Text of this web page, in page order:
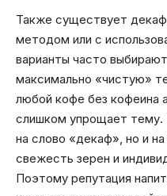
Также существует
методом или с
варианты часто
максимально «чистую»
любой кофе без кофеина
слишком упрощает тему.
на слово «декаф», но и
свежесть зерен и
Поэтому репутация